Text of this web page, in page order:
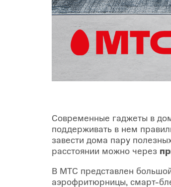
Современные гаджеты в
поддерживать в нем
завести дома пару
расстоянии можно через
В МТС представлен
аэрофритюрницы, смарт-